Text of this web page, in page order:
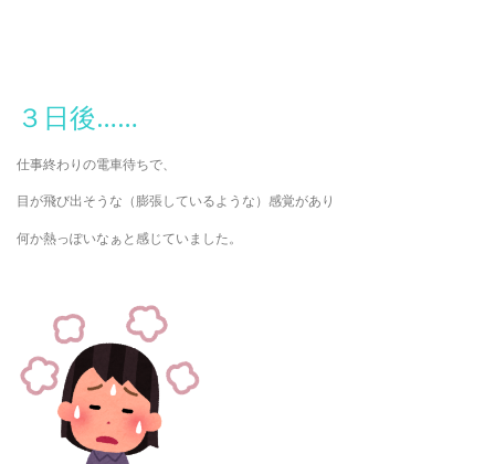
３日後……
仕事終わりの電車待ちで、
目が飛び出そうな（膨張しているような）感覚があり
何か熱っぽいなぁと感じていました。